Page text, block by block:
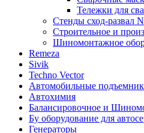
Тележки для
Стенды сход-развал
Строительное и
Шиномонтажное
Remeza
Sivik
Techno Vector
Автомобильные
Автохимия
Балансировочное и
Бу оборудование для
Генераторы